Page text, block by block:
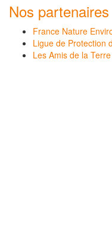
Nos partenaires
France Nature
Ligue de Protection
Les Amis de la Terre